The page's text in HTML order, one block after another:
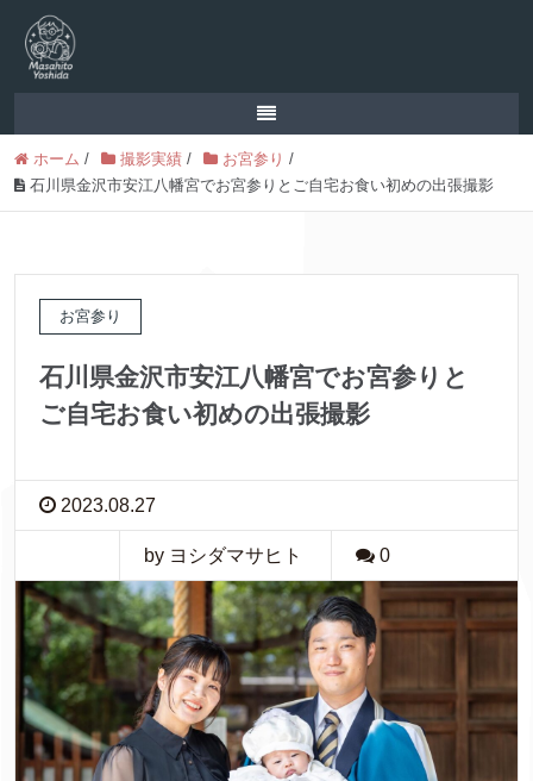
ホーム / 撮影実績 / お宮参り /
石川県金沢市安江八幡宮でお宮参りとご自宅お食い初めの出張撮影
お宮参り
石川県金沢市安江八幡宮でお宮参りと
ご自宅お食い初めの出張撮影
2023.08.27
by ヨシダマサヒト 0